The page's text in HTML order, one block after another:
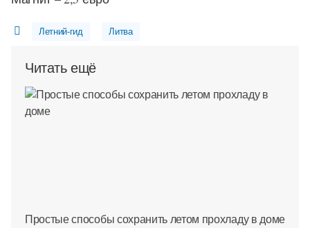
Летний-гид Литва
Читать ещё
Простые способы сохранить летом прохладу в доме